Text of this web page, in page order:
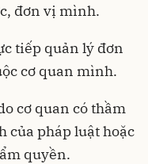
đơn vị mình.
tiếp quản lý đơn
cơ quan mình.
cơ quan có thầm
của pháp luật hoặc
quyền.